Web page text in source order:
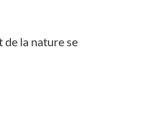
de la nature se